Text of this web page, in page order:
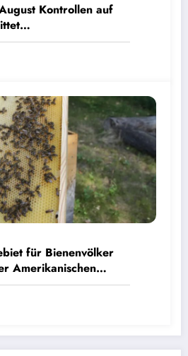
Kontrollen auf
um Pflegeeinsatz
für Bienenvölker
Amerikanischen